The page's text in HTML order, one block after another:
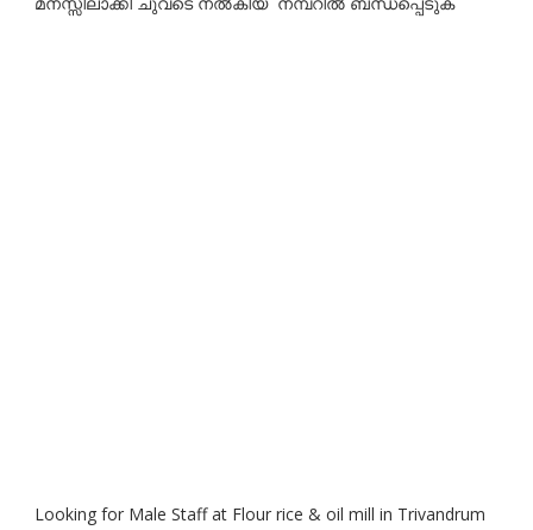
Looking for Male Staff at Flour rice & oil mill in Trivandrum